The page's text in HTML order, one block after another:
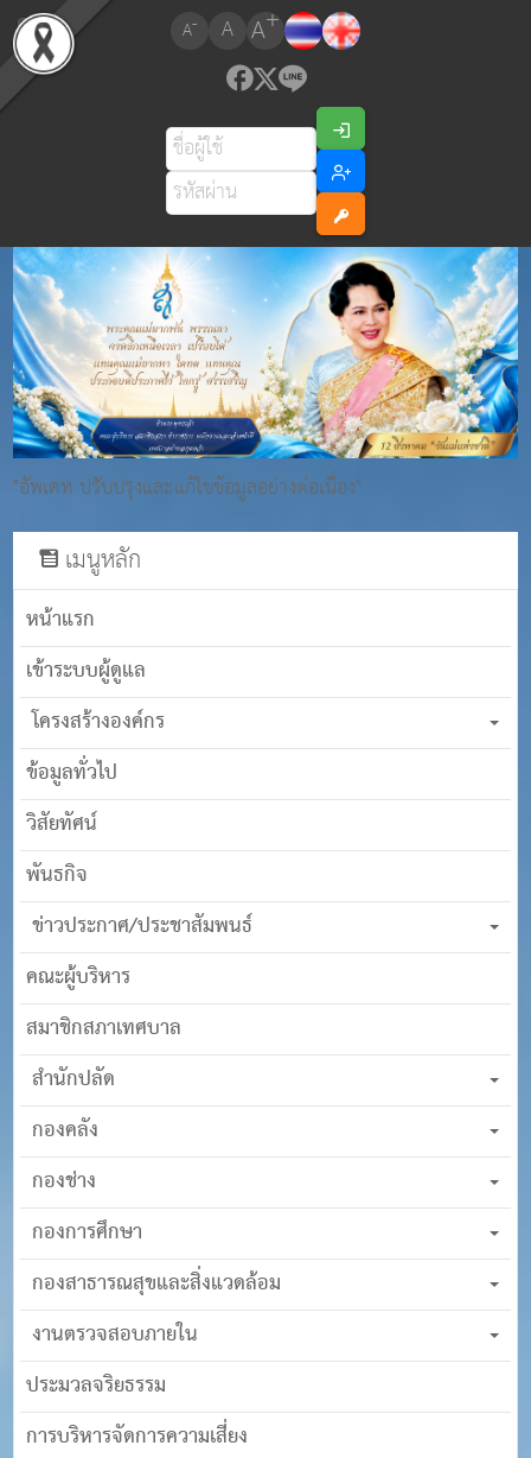
A- A A+
"อัพเดท ปรับปรุงและแก้ไขข้อมูลอย่างต่อเนื่อง"
เมนูหลัก
หน้าแรก
เข้าระบบผู้ดูแล
โครงสร้างองค์กร
ข้อมูลทั่วไป
วิสัยทัศน์
พันธกิจ
ข่าวประกาศ/ประชาสัมพนธ์
คณะผู้บริหาร
สมาชิกสภาเทศบาล
สำนักปลัด
กองคลัง
กองช่าง
กองการศึกษา
กองสาธารณสุขและสิ่งแวดล้อม
งานตรวจสอบภายใน
ประมวลจริยธรรม
การบริหารจัดการความเสี่ยง